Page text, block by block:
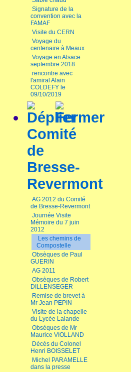
Signature de la
convention avec la
FAMAF
Visite du CERN
Voyage du
centenaire à Meaux
Voyage en Alsace
septembre 2018
rencontre avec
l'amiral Alain
COLDEFY le
09/10/2019
Comité
de
Bresse-
Revermont
AG 2012 du Comité
de Bresse-Revermont
Journée Visite
Mémoire du 7 juin
2012
Les chemins de
Compostelle
Obsèques de Paul
GUERIN
AG 2011
Obsèques de Robert
DILLENSEGER
Remise de brevet à
Mr Jean PEPIN
Visite de la chapelle
du Lycée Lalande
Obsèques de Mr
Maurice VIOLLAND
Décès du Colonel
Henri BOISSELET
Michel PARAMELLE
dans la presse